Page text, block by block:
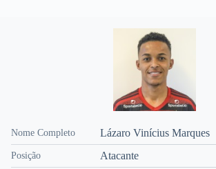
Nome Completo Lázaro Vinícius Marques
Posição Atacante